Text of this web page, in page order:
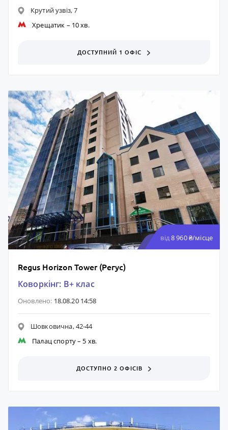
Крутий узвіз, 7
Хрещатик – 10 хв.
ДОСТУПНИЙ 1 ОФІС
від8 960 ₴/місце
Regus Horizon Tower (Регус)
Коворкінг: B+ клас
Оновлено: 18.08.20 14:58
Шовковична, 42-44
Палац спорту– 5 хв.
ДОСТУПНО 2 ОФІСІВ